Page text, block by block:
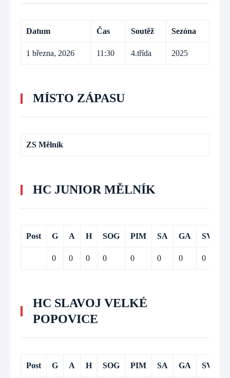
Datum Čas Soutěž Sezóna
1 března, 2026 11:30 4.třída 2025
MÍSTO ZÁPASU
ZS Mělník
HC JUNIOR MĚLNÍK
Post G A H SOG PIM SA GA SV
0 0 0 0 0 0 0 0
HC SLAVOJ VELKÉ
POPOVICE
Post G A H SOG PIM SA GA SV